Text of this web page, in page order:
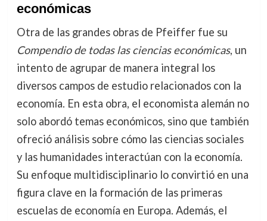
económicas
Otra de las grandes obras de Pfeiffer fue su
Compendio de todas las ciencias económicas, un
intento de agrupar de manera integral los
diversos campos de estudio relacionados con la
economía. En esta obra, el economista alemán no
solo abordó temas económicos, sino que también
ofreció análisis sobre cómo las ciencias sociales
y las humanidades interactúan con la economía.
Su enfoque multidisciplinario lo convirtió en una
figura clave en la formación de las primeras
escuelas de economía en Europa. Además, el